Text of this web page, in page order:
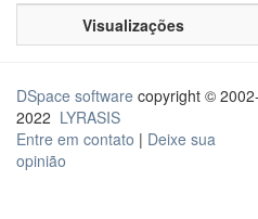
Visualizações
DSpace software copyright © 2002-
2022 LYRASIS
Entre em contato | Deixe sua
opinião